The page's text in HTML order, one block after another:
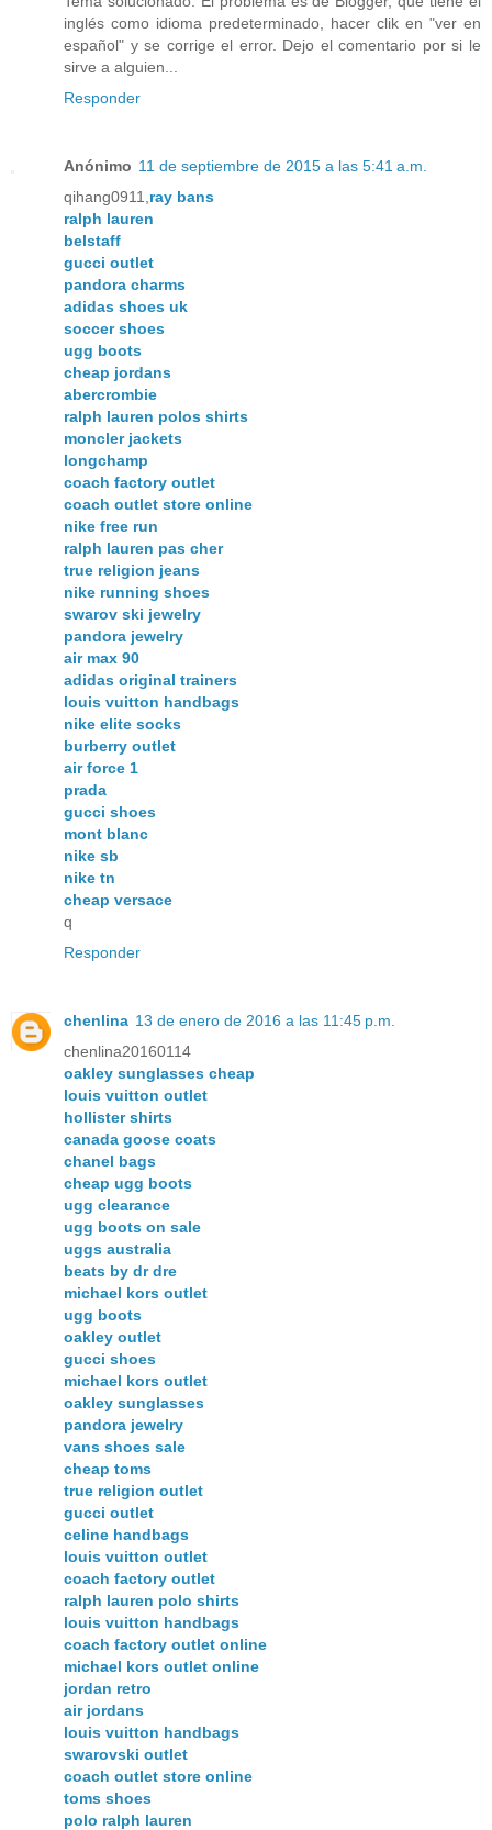
inglés como idioma predeterminado, hacer clik en "ver en
español" y se corrige el error. Dejo el comentario por si le
sirve a alguien...
Responder
Anónimo 11 de septiembre de 2015 a las 5:41 a.m.
qihang0911, ray bans
ralph lauren
belstaff
gucci outlet
pandora charms
adidas shoes uk
soccer shoes
ugg boots
cheap jordans
abercrombie
ralph lauren polos shirts
moncler jackets
longchamp
coach factory outlet
coach outlet store online
nike free run
ralph lauren pas cher
true religion jeans
nike running shoes
swarov ski jewelry
pandora jewelry
air max 90
adidas original trainers
louis vuitton handbags
nike elite socks
burberry outlet
air force 1
prada
gucci shoes
mont blanc
nike sb
nike tn
cheap versace
q
Responder
chenlina 13 de enero de 2016 a las 11:45 p.m.
chenlina20160114
oakley sunglasses cheap
louis vuitton outlet
hollister shirts
canada goose coats
chanel bags
cheap ugg boots
ugg clearance
ugg boots on sale
uggs australia
beats by dr dre
michael kors outlet
ugg boots
oakley outlet
gucci shoes
michael kors outlet
oakley sunglasses
pandora jewelry
vans shoes sale
cheap toms
true religion outlet
gucci outlet
celine handbags
louis vuitton outlet
coach factory outlet
ralph lauren polo shirts
louis vuitton handbags
coach factory outlet online
michael kors outlet online
jordan retro
air jordans
louis vuitton handbags
swarovski outlet
coach outlet store online
toms shoes
polo ralph lauren